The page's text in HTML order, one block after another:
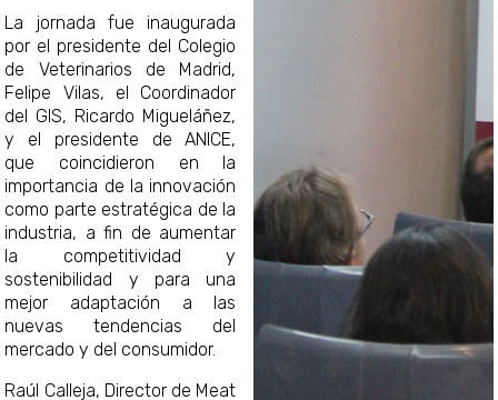
La jornada fue inaugurada
por el presidente del Colegio
de Veterinarios de Madrid,
Felipe Vilas, el Coordinador
del GIS, Ricardo Migueláñez,
y el presidente de ANICE,
que coincidieron en la
importancia de la innovación
como parte estratégica de la
industria, a fin de aumentar
la competitividad y
sostenibilidad y para una
mejor adaptación a las
nuevas tendencias del
mercado y del consumidor.
Raúl Calleja, Director de Meat